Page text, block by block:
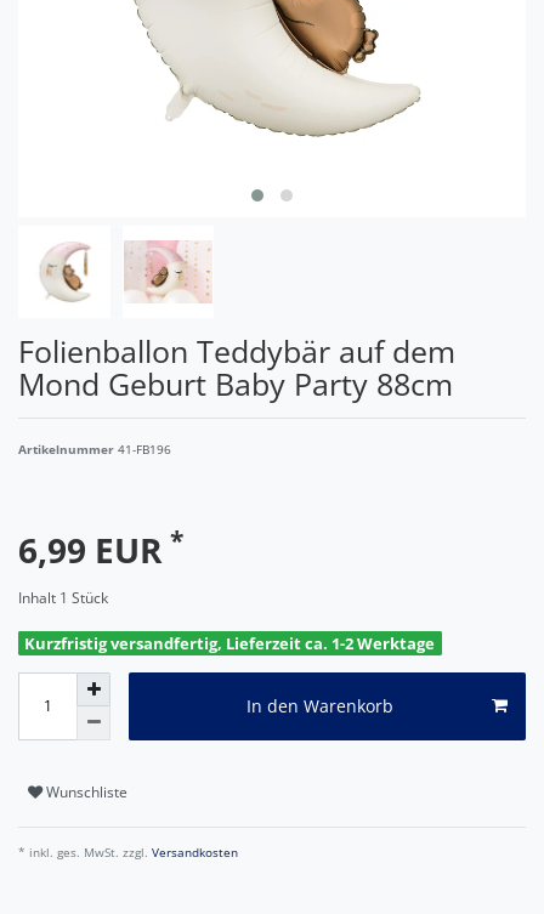
Folienballon Teddybär auf dem
Mond Geburt Baby Party 88cm
Artikelnummer 41-FB196
6,99 EUR *
Inhalt 1 Stück
Kurzfristig versandfertig, Lieferzeit ca. 1-2 Werktage
In den Warenkorb
Wunschliste
* inkl. ges. MwSt. zzgl. Versandkosten